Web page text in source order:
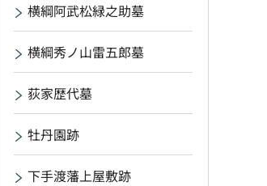
横綱阿武松緑之助墓
横綱秀ノ山雷五郎墓
荻家歴代墓
牡丹園跡
下手渡藩上屋敷跡